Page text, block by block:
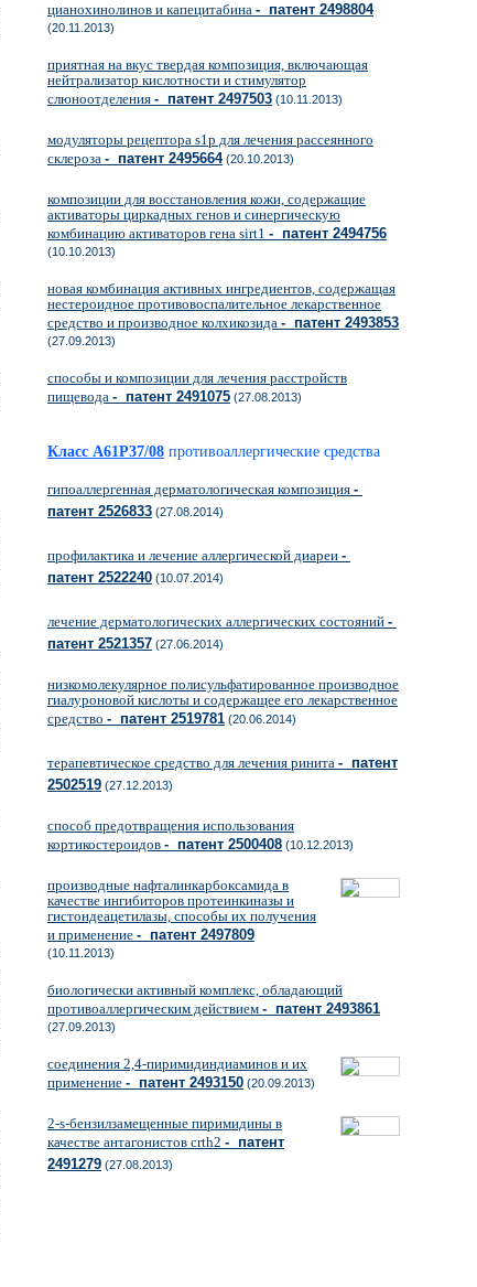
цианохинолинов и капецитабина - патент 2498804
(20.11.2013)
приятная на вкус твердая композиция, включающая
нейтрализатор кислотности и стимулятор
слюноотделения - патент 2497503 (10.11.2013)
модуляторы рецептора s1p для лечения рассеянного
склероза - патент 2495664(20.10.2013)
композиции для восстановления кожи, содержащие
активаторы циркадных генов и синергическую
комбинацию активаторов гена sirt1 - патент 2494756
(10.10.2013)
новая комбинация активных ингредиентов, содержащая
нестероидное противовоспалительное лекарственное
средство и производное колхикозида - патент 2493853
(27.09.2013)
способы и композиции для лечения расстройств
пищевода - патент 2491075 (27.08.2013)
Класс A61P37/08 противоаллергические средства
гипоаллергенная дерматологическая композиция -
патент 2526833 (27.08.2014)
профилактика и лечение аллергической диареи -
патент 2522240 (10.07.2014)
лечение дерматологических аллергических состояний -
патент 2521357 (27.06.2014)
низкомолекулярное полисульфатированное производное
гиалуроновой кислоты и содержащее его лекарственное
средство - патент 2519781 (20.06.2014)
терапевтическое средство для лечения ринита - патент
2502519 (27.12.2013)
способ предотвращения использования
кортикостероидов - патент 2500408 (10.12.2013)
производные нафталинкарбоксамида в
качестве ингибиторов протеинкиназы и
гистондеацетилазы, способы их получения
и применение - патент 2497809
(10.11.2013)
биологически активный комплекс, обладающий
противоаллергическим действием - патент 2493861
(27.09.2013)
соединения 2,4-пиримидиндиаминов и их
применение - патент 2493150 (20.09.2013)
2-s-бензилзамещенные пиримидины в
качестве антагонистов crth2 - патент
2491279 (27.08.2013)